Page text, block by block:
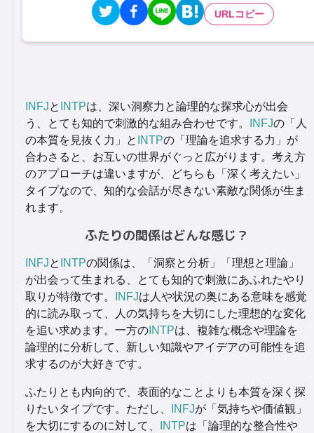
URLコピー
INFJと INTPは、深い洞察力と論理的な探求心が出会
う、とても知的で刺激的な組み合わせです。
INFJの「人
の本質を見抜く力」と INTPの「理論を追求する力」が
合わさると、お互いの世界がぐっと広がります。考え方
のアプローチは違いますが、どちらも「深く考えたい」
タイプなので、知的な会話が尽きない素敵な関係が生ま
れます。
ふたりの関係はどんな感じ？
INFJと INTPの関係は、「洞察と分析」「理想と理論」
が出会って生まれる、とても知的で刺激にあふれたやり
取りが特徴です。
INFJは人や状況の奥にある意味を感覚
的に読み取って、人の気持ちを大切にした理想的な変化
を追い求めます。一方の INTPは、複雑な概念や理論を
論理的に分析して、新しい知識やアイデアの可能性を追
求するのが大好きです。
ふたりとも内向的で、表面的なことよりも本質を深く探
りたいタイプです。ただし、
INFJが「気持ちや価値観」
を大切にするのに対して、
INTPは「論理的な整合性や